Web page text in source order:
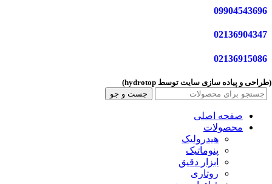
09904543696
02136904347
02136915086
و پیاده سازی سایت توسط hydrotop
)
جست و جو
صفحه اصلی
محصولات
هیدرولیک
پنوماتیک
ابزار دقیق
روتاری